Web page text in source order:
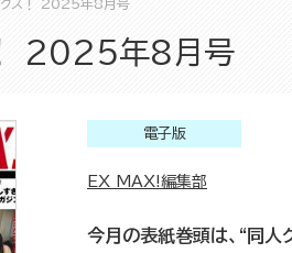
クス！ 2025年8月号
！ 2025年8月号
電子版
EX MAX!編集部
今月の表紙巻頭は、“同